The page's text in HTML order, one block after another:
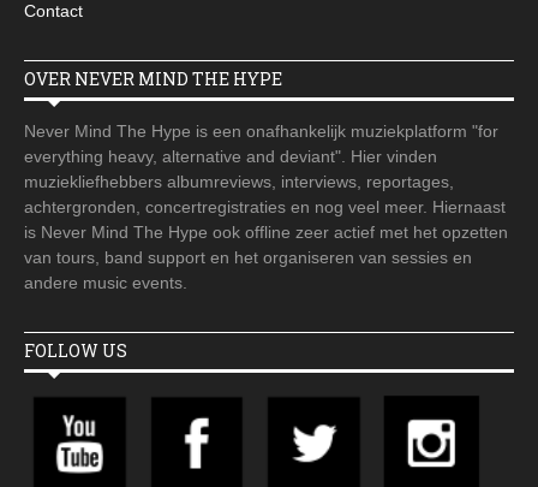
Contact
OVER NEVER MIND THE HYPE
Never Mind The Hype is een onafhankelijk muziekplatform "for
everything heavy, alternative and deviant". Hier vinden
muziekliefhebbers albumreviews, interviews, reportages,
achtergronden, concertregistraties en nog veel meer. Hiernaast
is Never Mind The Hype ook offline zeer actief met het opzetten
van tours, band support en het organiseren van sessies en
andere music events.
FOLLOW US